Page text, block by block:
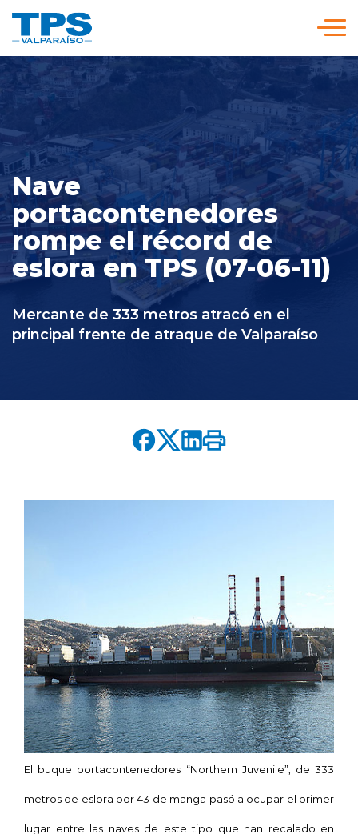
Somos TPS
Nuestra Visión Estratégica
Servicios y Tarifas
Políticas y Procedimientos
Nave
portacontenedores
rompe el récord de
eslora en TPS (07-06-11)
Mercante de 333 metros atracó en el
principal frente de atraque de Valparaíso
El buque portacontenedores “Northern Juvenile”, de 333
metros de eslora por 43 de manga pasó a ocupar el primer
lugar entre las naves de este tipo que han recalado en